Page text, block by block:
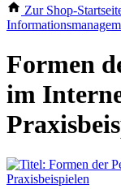
Zur Shop-
Formen
im